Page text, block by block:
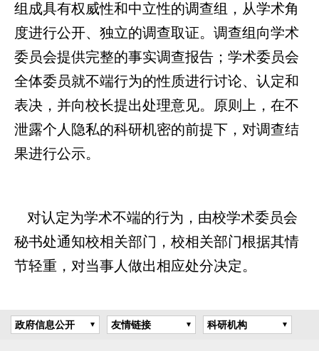
组成具有权威性和中立性的调查组，从学术角
度进行公开、独立的调查取证。调查组向学术
委员会提供完整的事实调查报告；学术委员会
全体委员就不端行为的性质进行讨论、认定和
表决，并向校长提出处理意见。原则上，在不
泄露个人隐私的科研机密的前提下，对调查结
果进行公示。
对认定为学术不端的行为，由校学术委员会
秘书处通知校相关部门，校相关部门根据其情
节轻重，对当事人做出相应处分决定。
政府信息公开 友情链接 科研机构